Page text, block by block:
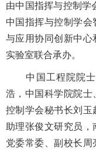
由中国指挥与控制学
中国指挥与控制学
与应用协同创新中心
实验室联合承办。
中国工程院院士
浩，中国科学院院
控制学会秘书长刘玉
助理张俊文研究员
党委常委、副校长周